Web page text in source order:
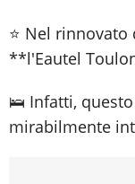
⭐ Nel
**l'Eautel
🛌 Infatti,
mirabilmente